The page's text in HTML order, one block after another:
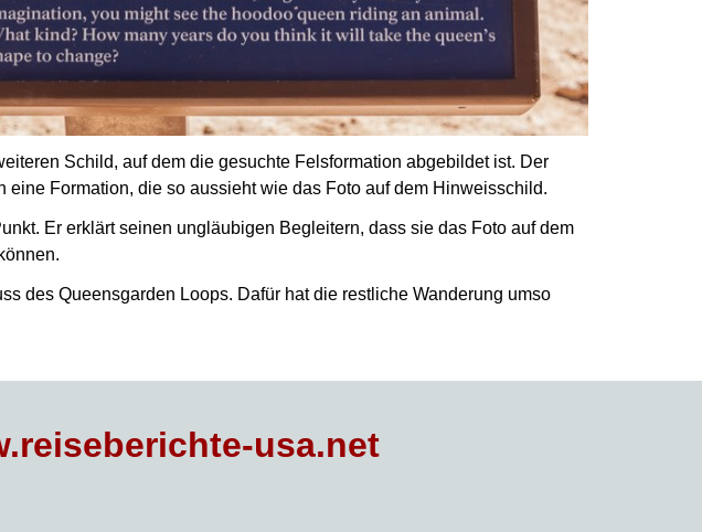
Schild, auf dem die gesuchte Felsformation abgebildet ist. Der
eine Formation, die so aussiehtwie das Foto auf dem Hinweisschild.
Er erklärt seinen ungläubigen Begleitern, dass sie das Foto auf dem
des Queensgarden Loops. Dafür hat die restliche Wanderung umso
usa.net